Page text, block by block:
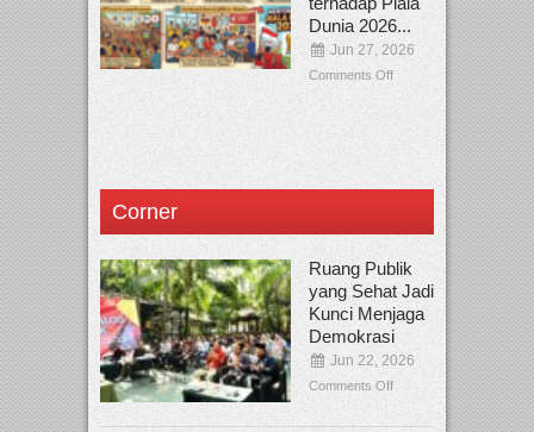
Dunia 2026...
Jun 27, 2026
Comments Off
Corner
Ruang Publik
yang Sehat Jadi
Kunci Menjaga
Demokrasi
Jun 22, 2026
Comments Off